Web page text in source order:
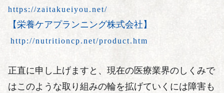
https://zaitakueiyou.net/
【栄養ケアプランニング株式会社】
http://nutritioncp.net/product.htm
正直に申し上げますと、現在の医療業界のしくみで
はこのような取り組みの輪を拡げていくには障害も